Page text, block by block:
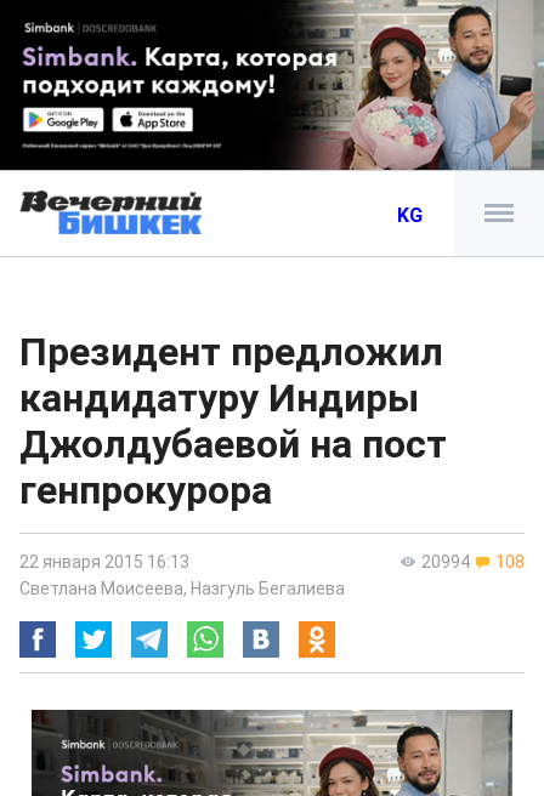
KG
Президент предложил
кандидатуру Индиры
Джолдубаевой на пост
генпрокурора
20994 108
22 января 2015 16:13
Светлана Моисеева, Назгуль Бегалиева